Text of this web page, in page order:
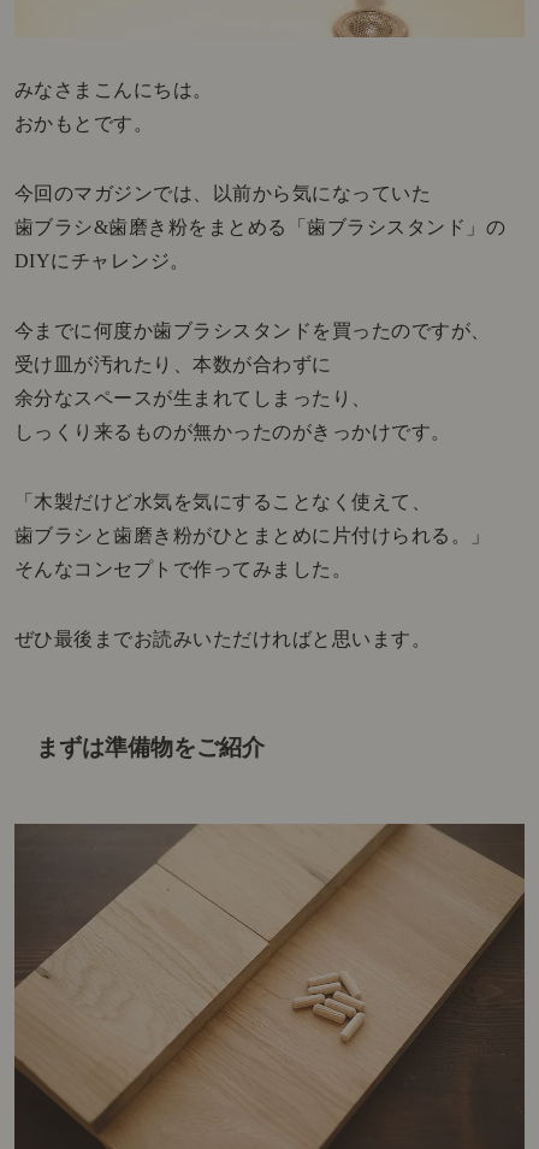
みなさまこんにちは。
おかもとです。
今回のマガジンでは、以前から気になっていた
歯ブラシ&歯磨き粉をまとめる「歯ブラシスタンド」の
DIYにチャレンジ。
今までに何度か歯ブラシスタンドを買ったのですが、
受け皿が汚れたり、本数が合わずに
余分なスペースが生まれてしまったり、
しっくり来るものが無かったのがきっかけです。
「木製だけど水気を気にすることなく使えて、
歯ブラシと歯磨き粉がひとまとめに片付けられる。」
そんなコンセプトで作ってみました。
ぜひ最後までお読みいただければと思います。
まずは準備物をご紹介